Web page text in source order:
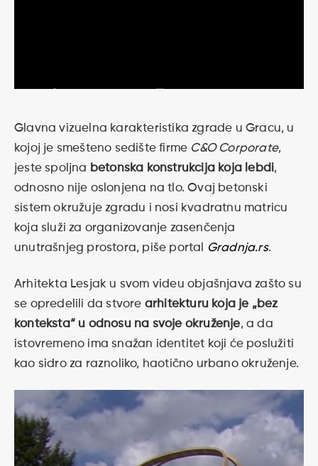
Glavna vizuelna karakteristika zgrade u Gracu, u
kojoj je smešteno sedište firme C&O Corporate,
jeste spoljna betonska konstrukcija koja lebdi,
odnosno nije oslonjena na tlo. Ovaj betonski
sistem okružuje zgradu i nosi kvadratnu matricu
koja služi za organizovanje zasenčenja
unutrašnjeg prostora, piše portal
Gradnja.rs.
Arhitekta Lesjak u svom videu objašnjava zašto su
se opredelili da stvore arhitekturu koja je „bez
konteksta“ u odnosu na svoje okruženje, a da
istovremeno ima snažan identitet koji će poslužiti
kao sidro za raznoliko, haotično urbano okruženje.